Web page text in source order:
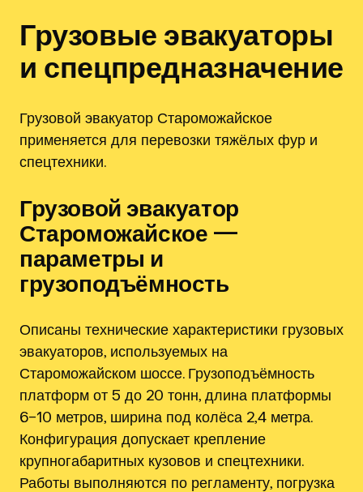
Грузовые эвакуаторы
и спецпредназначение
Грузовой эвакуатор Староможайское
применяется для перевозки тяжёлых фур и
спецтехники.
Грузовой эвакуатор
Староможайское —
параметры и
грузоподъёмность
Описаны технические характеристики грузовых
эвакуаторов, используемых на
Староможайском шоссе. Грузоподъёмность
платформ от 5 до 20 тонн, длина платформы
6–10 метров, ширина под колёса 2,4 метра.
Конфигурация допускает крепление
крупногабаритных кузовов и спецтехники.
Работы выполняются по регламенту, погрузка